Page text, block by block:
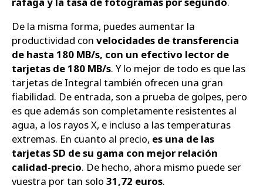
De la misma forma, puedes aumentar la
productividad con velocidades de transferencia
de hasta 180 MB/s, con un efectivo lector de
tarjetas de 180 MB/s. Y lo mejor de todo es que las
tarjetas de Integral también ofrecen una gran
fiabilidad. De entrada, son a prueba de golpes, pero
es que además son completamente resistentes al
agua, a los rayos X, e incluso a las temperaturas
extremas. En cuanto al precio, es una de las
tarjetas SD de su gama con mejor relación
calidad-precio. De hecho, ahora mismo puede ser
vuestra por tan solo 31,72 euros.